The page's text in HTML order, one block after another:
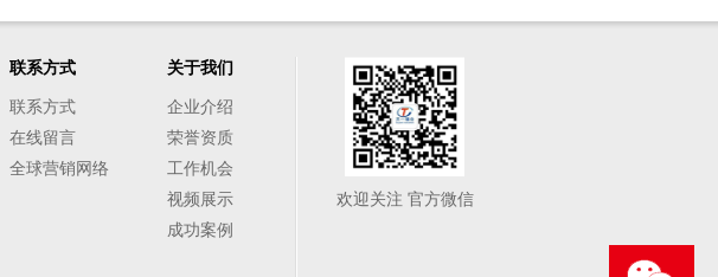
联系方式
联系方式
在线留言
全球营销网络
关于我们
企业介绍
荣誉资质
工作机会
视频展示
成功案例
欢迎关注 官方微信